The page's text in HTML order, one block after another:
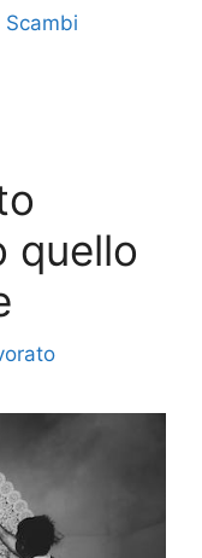
Scambi
quello